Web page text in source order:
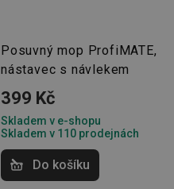
Posuvný mop ProfiMATE,
nástavec s návlekem
399 Kč
Skladem v e-shopu
Skladem v 110 prodejnách
Do košíku